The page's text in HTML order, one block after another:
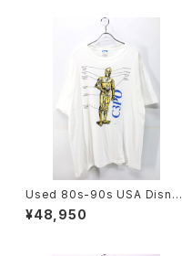
Used 80s-90s USA Disney
STAR WARS C3PO Graphic
T-Shirt Size Free 古着
¥48,950